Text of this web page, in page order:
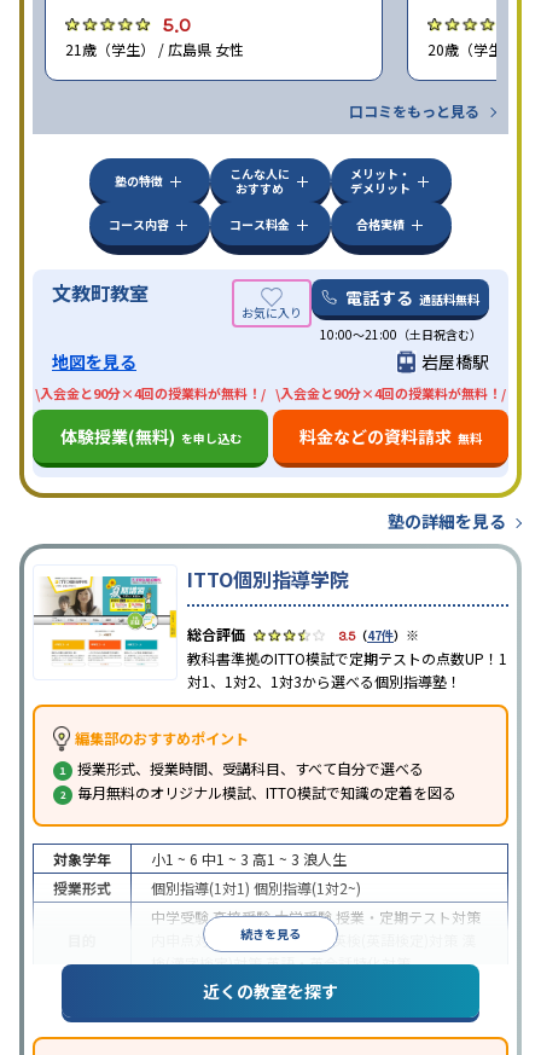
5.0
21歳（学生） / 広島県 女性 20歳（学生） /
口コミをもっと見る
塾の特徴
こんな人に
おすすめ
メリット・
デメリット
コース内容
コース料金 合格実績
文教町教室 電話する 通話料無料
10:00〜21:00（土日祝含む）
地図を見る 岩屋橋駅
\入会金と90分×4回の授業料が無料！/
体験授業(無料) を申し込む
\入会金と90分×4回の授業料が無料！/
料金などの資料請求 無料
塾の詳細を見る
ITTO個別指導学院
3.5（47件） ※
教科書準拠のITTO模試で定期テストの点数UP！1
対1、1対2、1対3から選べる個別指導塾！
編集部のおすすめポイント
授業形式、授業時間、受講科目、すべて自分で選べる
毎月無料のオリジナル模試、ITTO模試で知識の定着を図る
続きを見る
対象学年 小1 ~ 6 中1 ~ 3 高1 ~ 3 浪人生
授業形式
個別指導(1対1) 個別指導(1対2~)
中学受験高校受験大学受験 授業・定期テスト対策
内申点対策
学習習慣の定着 英検(英語検定)対策
検(漢字検定)対策英語・英会話特化対策
1科目から受講可能季節講習のみの受講可
※2023年3月調査。小学校高学年の個別指導塾アンケート調査方法を参
近くの教室を探す